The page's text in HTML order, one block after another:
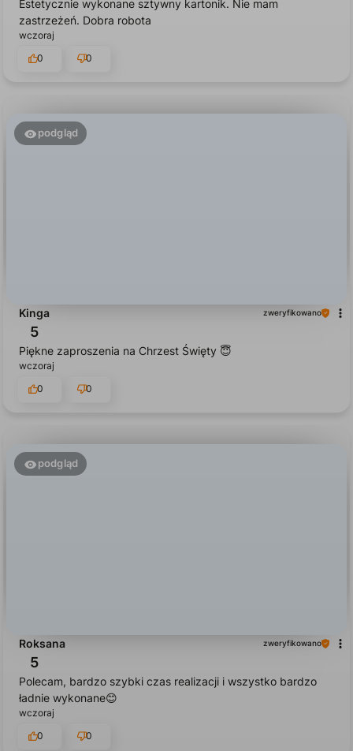
Estetycznie wykonane sztywny kartonik. Nie mam
zastrzeżeń. Dobra robota
wczoraj
0
0
podgląd
Kinga zweryfikowano
5
Piękne zaproszenia na Chrzest Święty 😇
wczoraj
0
0
podgląd
Roksana zweryfikowano
5
Polecam, bardzo szybki czas realizacji i wszystko bardzo
ładnie wykonane😊
wczoraj
0
0